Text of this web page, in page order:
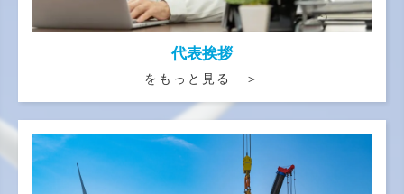
代表挨拶
をもっと見る ＞